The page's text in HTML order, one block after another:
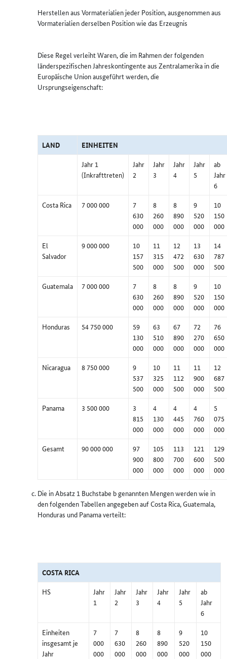
Herstellen aus Vormaterialien jeder Position, ausgenommen aus
Vormaterialien derselben Position wie das Erzeugnis
Diese Regel verleiht Waren, die im Rahmen der folgenden
länderspezifischen Jahreskontingente aus Zentralamerika in die
Europäische Union ausgeführt werden, die
Ursprungseigenschaft:
LAND
EINHEITEN
Jahr 1
(Inkrafttreten)
Jahr
2
Jahr
3
Jahr
4
Jahr
5
ab
Jahr
6
Costa Rica
7 000 000
7
630
000
8
260
000
8
890
000
9
520
000
10
150
000
El
Salvador
9 000 000
10
157
500
11
315
000
12
472
500
13
630
000
14
787
500
Guatemala
7 000 000
7
630
000
8
260
000
8
890
000
9
520
000
10
150
000
Honduras
54 750 000
59
130
000
63
510
000
67
890
000
72
270
000
76
650
000
Nicaragua
8 750 000
9
537
500
10
325
000
11
112
500
11
900
000
12
687
500
Panama
3 500 000
3
815
000
4
130
000
4
445
000
4
760
000
5
075
000
Gesamt
90 000 000
97
900
000
105
800
000
113
700
000
121
600
000
129
500
000
Die in Absatz 1 Buchstabe b genannten Mengen werden wie in
den folgenden Tabellen angegeben auf Costa Rica, Guatemala,
Honduras und Panama verteilt:
COSTA RICA
HS
Jahr
1
Jahr
2
Jahr
3
Jahr
4
Jahr
5
ab
Jahr
6
Einheiten
insgesamt je
Jahr
7
000
000
7
630
000
8
260
000
8
890
000
9
520
000
10
150
000